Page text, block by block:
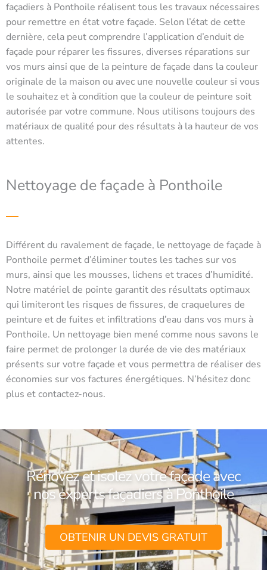
façadiers à Ponthoile réalisent tous les travaux nécessaires
pour remettre en état votre façade. Selon l’état de cette
dernière, cela peut comprendre l’application d’enduit de
façade pour réparer les fissures, diverses réparations sur
vos murs ainsi que de la peinture de façade dans la couleur
originale de la maison ou avec une nouvelle couleur si vous
le souhaitez et à condition que la couleur de peinture soit
autorisée par votre commune. Nous utilisons toujours des
matériaux de qualité pour des résultats à la hauteur de vos
attentes.
Nettoyage de façade à Ponthoile
Différent du ravalement de façade, le nettoyage de façade à
Ponthoile permet d’éliminer toutes les taches sur vos
murs, ainsi que les mousses, lichens et traces d’humidité.
Notre matériel de pointe garantit des résultats optimaux
qui limiteront les risques de fissures, de craquelures de
peinture et de fuites et infiltrations d’eau dans vos murs à
Ponthoile. Un nettoyage bien mené comme nous savons le
faire permet de prolonger la durée de vie des matériaux
présents sur votre façade et vous permettra de réaliser des
économies sur vos factures énergétiques. N’hésitez donc
plus et contactez-nous.
Rénovez et isolez votre façade avec
nos experts façadiers à Ponthoile
OBTENIR UN DEVIS GRATUIT